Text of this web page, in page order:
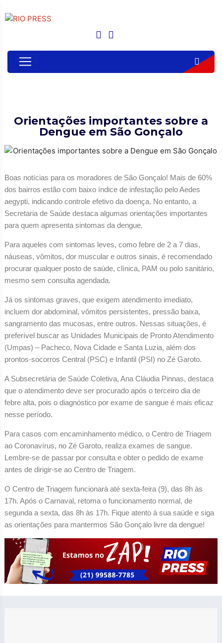
Orientações importantes sobre a
Dengue em São Gonçalo
Boas notícias para os moradores de São Gonçalo! Mais de 60%
dos bairros estão com baixo índice de infestação pelo Aedes
aegypti, indicando controle efetivo da doença. No entanto, a
Secretaria de Saúde destaca algumas orientações importantes
para quem apresenta sintomas da dengue.
Para aqueles com sintomas leves, como febre de 2 a 7 dias,
náuseas, vômitos, dor muscular e outros sinais, é recomendado
procurar qualquer posto de saúde, clínica, PAM ou polo sanitário,
mesmo sem consulta agendada.
Já os sintomas graves, que exigem atendimento imediato,
incluem dor abdominal, vômitos persistentes, pressão baixa,
sangramento das mucosas, entre outros. Nessas situações, é
preferível buscar as Unidades Municipais de Pronto Atendimento
(Umpas) – Pacheco, Nova Cidade e Santa Luzia, além dos
prontos-socorros Central (PSC) e Infantil (PSI) no Zé Garoto.
A Subsecretária de Saúde Coletiva, Ana Cláudia Pinnas, destaca
que o atendimento deve ser procurado após o terceiro dia de
febre alta, pois o diagnóstico por exame de sangue é mais eficaz
nesse período.
Para casos com encaminhamento médico, o Centro de Triagem
ao Coronavírus, no Zé Garoto, realiza exames de sangue.
Lembre-se de passar por consulta e obter o pedido de exame
antes de dirigir-se ao Centro de Triagem.
O Centro de Triagem funcionará até sexta-feira (9), das 8h às
17h. Após o Carnaval, retoma o funcionamento normal, de
segunda a sexta, das 8h às 17h. Fique atento à sua saúde e siga
as orientações para mantermos São Gonçalo livre da dengue!